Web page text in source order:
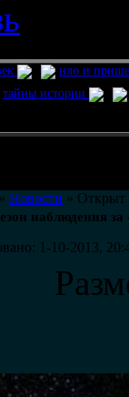
нло и
тайны истории
» Новости » Открыт
наблюдения за
1-10-2013,